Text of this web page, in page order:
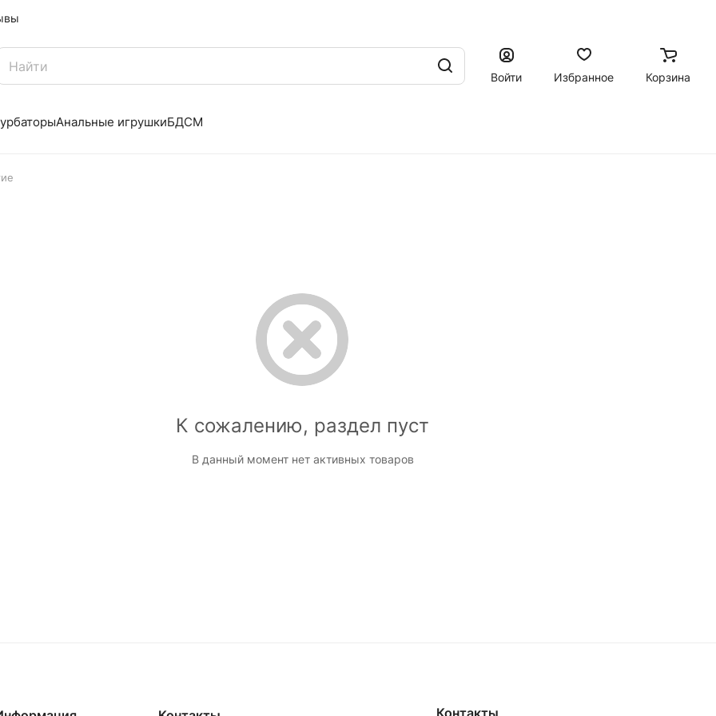
Войти Избранное Корзина
Анальные игрушкиБДСМ
К сожалению, раздел пуст
В данный момент нет активных товаров
Контакты